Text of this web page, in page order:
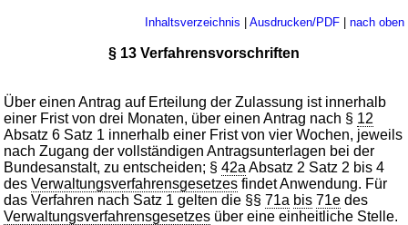
Inhaltsverzeichnis | Ausdrucken/PDF| nach oben
§ 13 Verfahrensvorschriften
Über einen Antrag auf Erteilung der Zulassung ist innerhalb
einer Frist von drei Monaten, über einen Antrag nach § 12
Absatz 6 Satz 1 innerhalb einer Frist von vier Wochen, jeweils
nach Zugang der vollständigen Antragsunterlagen bei der
Bundesanstalt, zu entscheiden; §42a Absatz 2 Satz 2 bis 4
desVerwaltungsverfahrensgesetzes findet Anwendung. Für
das Verfahren nach Satz 1 gelten die §§71a bis 71e des
Verwaltungsverfahrensgesetzes über eine einheitliche Stelle.